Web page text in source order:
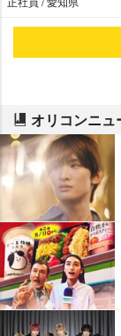
オリコンニ